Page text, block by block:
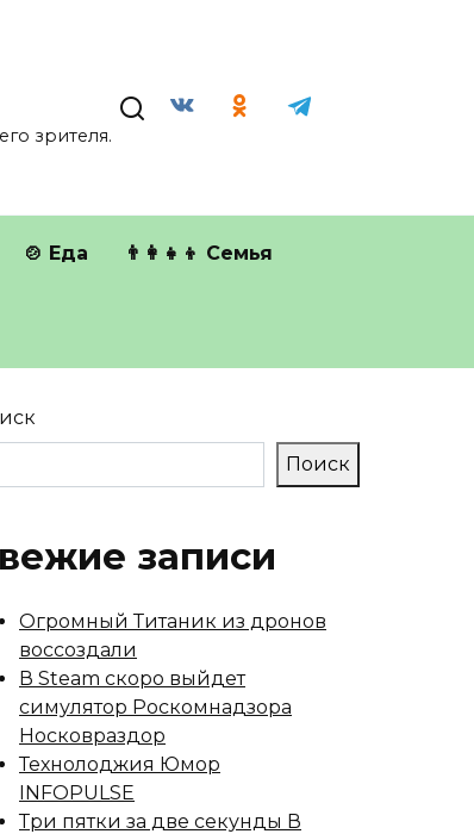
зрителя.
🍲 Еда 👨‍👩‍👧‍👦 Семья
Поиск
записи
Огромный Титаник из дронов
воссоздали
В Steam скоро выйдет
симулятор Роскомнадзора
Носковраздор
Технолоджия Юмор
INFOPULSE
Три пятки за две секунды В